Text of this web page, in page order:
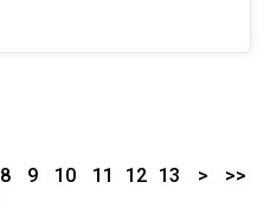
8 9 10 11 12 13 > >>